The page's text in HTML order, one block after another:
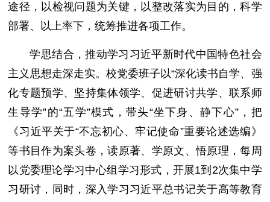
途径，以检视问题为关键，以整改落实为目的，科学
部署、以上率下，统筹推进各项工作。
学思结合，推动学习习近平新时代中国特色社会
主义思想走深走实。校党委班子以“深化读书自学、强
化专题预学、坚持集体领学、促进研讨共学、联系师
生导学”的“五学”模式，带头“坐下身、静下心”，把
《习近平关于“不忘初心、牢记使命”重要论述选编》
等书目作为案头卷，读原著、学原文、悟原理，每周
以党委理论学习中心组学习形式，开展1到2次集中学
习研讨，同时，深入学习习近平总书记关于高等教育